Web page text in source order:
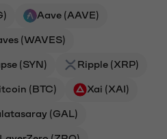
Aave (AAVE)
(WAVES)
(SYN) Ripple (XRP)
(BTC) Xai (XAI)
(GAL)